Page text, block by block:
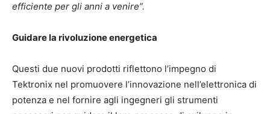
efficiente per gli anni a venire”.
Guidare la rivoluzione energetica
Questi due nuovi prodotti riflettono l’impegno di
Tektronix nel promuovere l’innovazione nell’elettronica di
potenza e nel fornire agli ingegneri gli strumenti